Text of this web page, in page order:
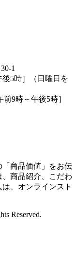
1
後5時］（日曜日を
9時～午後5時］
商品価値」をお伝
商品紹介、こだわ
、オンラインスト
Reserved.